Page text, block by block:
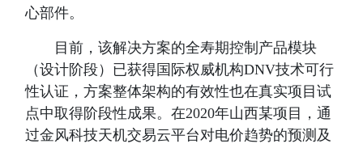
心部件。
目前，该解决方案的全寿期控制产品模块
（设计阶段）已获得国际权威机构DNV技术可行
性认证，方案整体架构的有效性也在真实项目试
点中取得阶段性成果。在2020年山西某项目，通
过金风科技天机交易云平台对电价趋势的预测及